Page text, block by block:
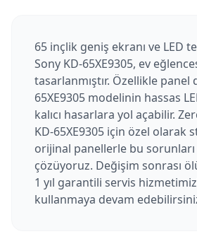
65 inçlik geniş ekranı ve LED
Sony KD-65XE9305, ev
tasarlanmıştır. Özellikle panel
65XE9305 modelinin hassas
kalıcı hasarlara yol açabilir.
KD-65XE9305 için özel olarak
orijinal panellerle bu
çözüyoruz. Değişim sonrası
1 yıl garantili servis
kullanmaya devam